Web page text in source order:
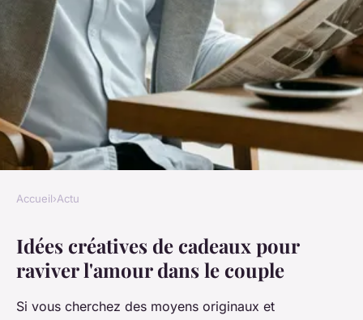
Idées créatives de cadeaux
pour raviver l'amour dans le
couple
Accueil›Actu
Idées créatives de cadeaux pour
raviver l'amour dans le couple
Si vous cherchez des moyens originaux et